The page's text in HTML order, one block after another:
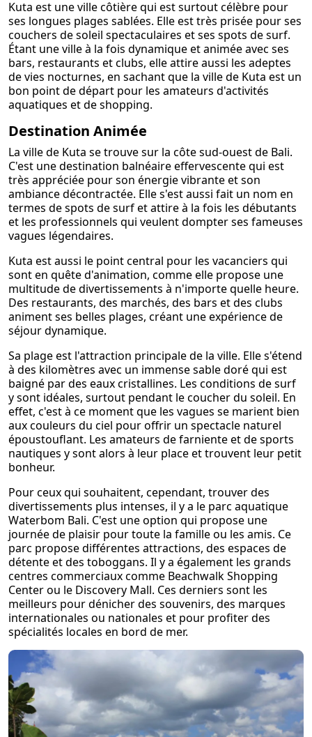
Kuta est une ville côtière qui est surtout célèbre pour
ses longues plages sablées. Elle est très prisée pour ses
couchers de soleil spectaculaires et ses spots de surf.
Étant une ville à la fois dynamique et animée avec ses
bars, restaurants et clubs, elle attire aussi les adeptes
de vies nocturnes, en sachant que la ville de Kuta est un
bon point de départ pour les amateurs d'activités
aquatiques et de shopping.
Destination Animée
La ville de Kuta se trouve sur la côte sud-ouest de Bali.
C'est une destination balnéaire effervescente qui est
très appréciée pour son énergie vibrante et son
ambiance décontractée. Elle s'est aussi fait un nom en
termes de spots de surf et attire à la fois les débutants
et les professionnels qui veulent dompter ses fameuses
vagues légendaires.
Kuta est aussi le point central pour les vacanciers qui
sont en quête d'animation, comme elle propose une
multitude de divertissements à n'importe quelle heure.
Des restaurants, des marchés, des bars et des clubs
animent ses belles plages, créant une expérience de
séjour dynamique.
Sa plage est l'attraction principale de la ville. Elle s'étend
à des kilomètres avec un immense sable doré qui est
baigné par des eaux cristallines. Les conditions de surf
y sont idéales, surtout pendant le coucher du soleil. En
effet, c'est à ce moment que les vagues se marient bien
aux couleurs du ciel pour offrir un spectacle naturel
époustouflant. Les amateurs de farniente et de sports
nautiques y sont alors à leur place et trouvent leur petit
bonheur.
Pour ceux qui souhaitent, cependant, trouver des
divertissements plus intenses, il y a le parc aquatique
Waterbom Bali. C'est une option qui propose une
journée de plaisir pour toute la famille ou les amis. Ce
parc propose différentes attractions, des espaces de
détente et des toboggans. Il y a également les grands
centres commerciaux comme Beachwalk Shopping
Center ou le Discovery Mall. Ces derniers sont les
meilleurs pour dénicher des souvenirs, des marques
internationales ou nationales et pour profiter des
spécialités locales en bord de mer.